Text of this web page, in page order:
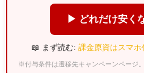
▶ どれだけ安く
📖 まず読む: 課金原資はスマ
※付与条件は遷移先キャンペーンページ